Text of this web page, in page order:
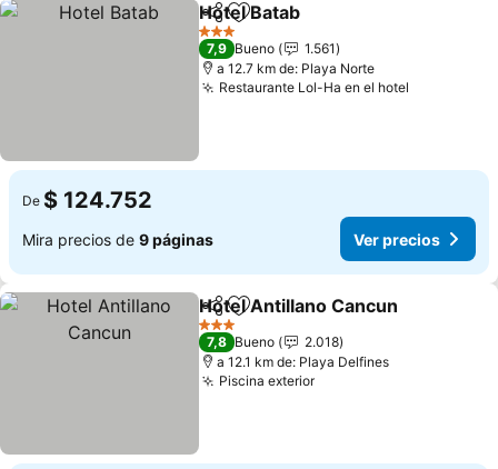
CompartirAgregar a favoritos
Hotel Batab
3 Estrellas
7,9 Bueno
1.561
a 12.7 km de: Playa Norte
Restaurante Lol-Ha en el hotel
De $ 124.752
Mira precios de 9 páginas Ver precios
CompartirAgregar a favoritos
Hotel Antillano Cancun
3 Estrellas
7,8 Bueno
2.018
a 12.1 km de: Playa Delfines
Piscina exteriorVer precios